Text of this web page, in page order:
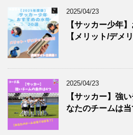
2025/04/23
【サッカー少年
【メリット/デメ
2025/04/23
【サッカー】強
なたのチームは当